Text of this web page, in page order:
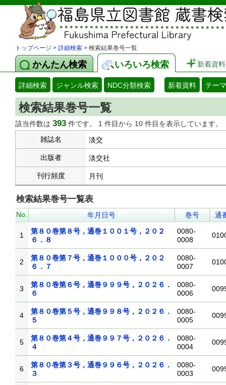
トップページ > 詳細検索 > 検索結果巻号一覧
かんたん検索 いろいろ検索 新着資料
詳細検索 ジャンル検索 NDC分類検索 新着資料 テー
検索結果巻号一覧
該当件数は 393 件です。 1 件目から 10 件目を表示しています。
雑誌名
淡交
出版者 淡交社
刊行頻度 月刊
検索結果巻号一覧表
No. 年月日号 巻号 通
1
第８０巻第８号，通巻１００１号，２０２
６．８
0080-
0008
2
第８０巻第７号，通巻１０００号，２０２
６．７
0080-
0007
3
第８０巻第６号，通巻９９９号，２０２６．
６
0080-
0006
4
第８０巻第５号，通巻９９８号，２０２６．
５
0080-
0005
5
第８０巻第４号，通巻９９７号，２０２６．
４
0080-
0004
6
第８０巻第３号，通巻９９６号，２０２６．
３
0080-
0003